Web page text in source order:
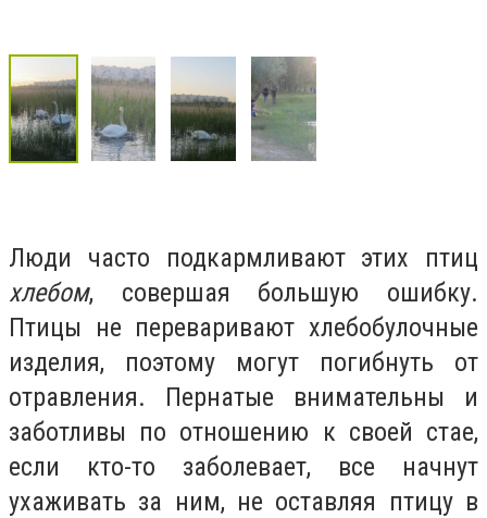
Люди часто подкармливают этих птиц
хлебом, совершая большую ошибку.
Птицы не переваривают хлебобулочные
изделия, поэтому могут погибнуть от
отравления. Пернатые внимательны и
заботливы по отношению к своей стае,
если кто-то заболевает, все начнут
ухаживать за ним, не оставляя птицу в